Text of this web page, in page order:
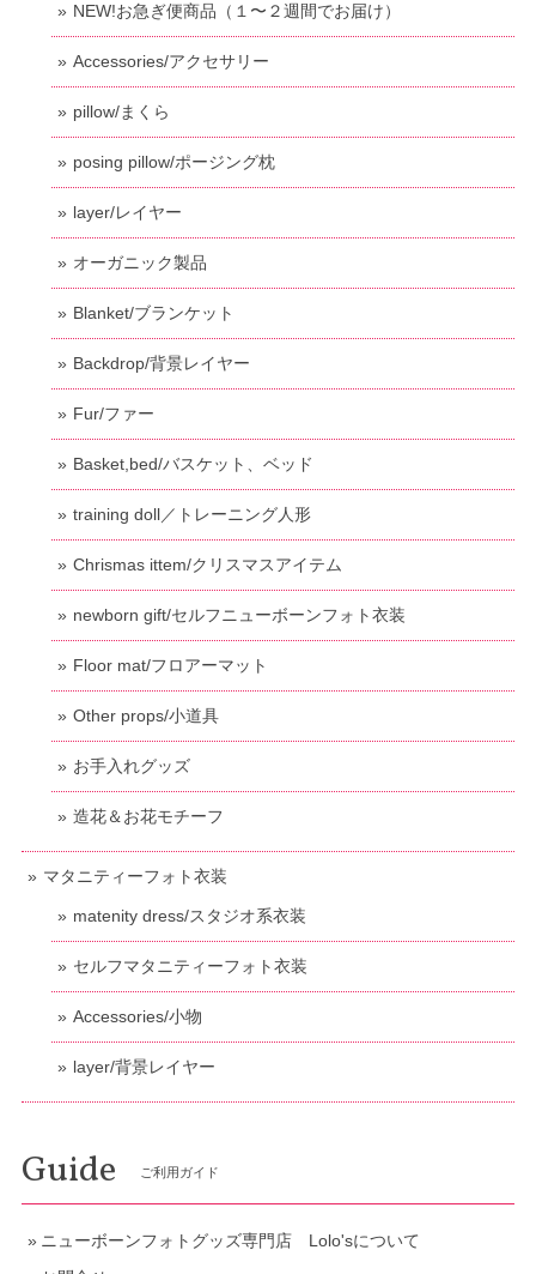
NEW!お急ぎ便商品（１〜２週間でお届け）
Accessories/アクセサリー
pillow/まくら
posing pillow/ポージング枕
layer/レイヤー
オーガニック製品
Blanket/ブランケット
Backdrop/背景レイヤー
Fur/ファー
Basket,bed/バスケット、ベッド
training doll／トレーニング人形
Chrismas ittem/クリスマスアイテム
newborn gift/セルフニューボーンフォト衣装
Floor mat/フロアーマット
Other props/小道具
お手入れグッズ
造花＆お花モチーフ
マタニティーフォト衣装
matenity dress/スタジオ系衣装
セルフマタニティーフォト衣装
Accessories/小物
layer/背景レイヤー
Guide ご利用ガイド
ニューボーンフォトグッズ専門店 Lolo'sについて